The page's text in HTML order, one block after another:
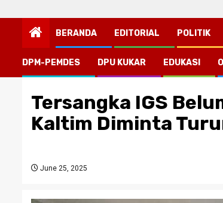
BERANDA EDITORIAL POLITIK
DPM-PEMDES DPU KUKAR EDUKASI
Tersangka IGS
Kaltim Diminta
June 25, 2025